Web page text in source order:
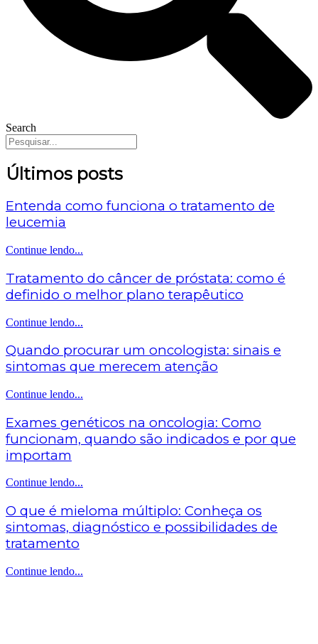
Search
Últimos posts
Entenda como funciona o tratamento de
leucemia
Continue lendo...
Tratamento do câncer de próstata: como é
definido o melhor plano terapêutico
Continue lendo...
Quando procurar um oncologista: sinais e
sintomas que merecem atenção
Continue lendo...
Exames genéticos na oncologia: Como
funcionam, quando são indicados e por que
importam
Continue lendo...
O que é mieloma múltiplo: Conheça os
sintomas, diagnóstico e possibilidades de
tratamento
Continue lendo...